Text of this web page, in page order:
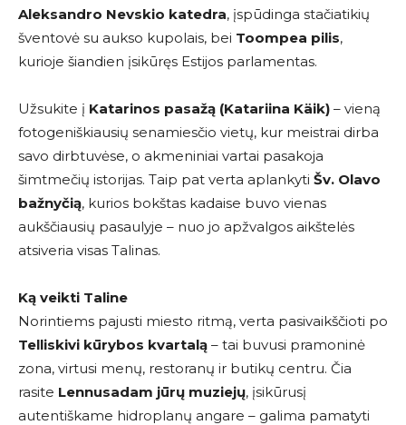
Aleksandro Nevskio katedra, įspūdinga stačiatikių
šventovė su aukso kupolais, bei Toompea pilis,
kurioje šiandien įsikūręs Estijos parlamentas.
Užsukite į Katarinos pasažą (Katariina Käik) – vieną
fotogeniškiausių senamiesčio vietų, kur meistrai dirba
savo dirbtuvėse, o akmeniniai vartai pasakoja
šimtmečių istorijas. Taip pat verta aplankyti Šv. Olavo
bažnyčią, kurios bokštas kadaise buvo vienas
aukščiausių pasaulyje – nuo jo apžvalgos aikštelės
atsiveria visas Talinas.
Ką veikti Taline
Norintiems pajusti miesto ritmą, verta pasivaikščioti po
Telliskivi kūrybos kvartalą – tai buvusi pramoninė
zona, virtusi menų, restoranų ir butikų centru. Čia
rasite Lennusadam jūrų muziejų, įsikūrusį
autentiškame hidroplanų angare – galima pamatyti